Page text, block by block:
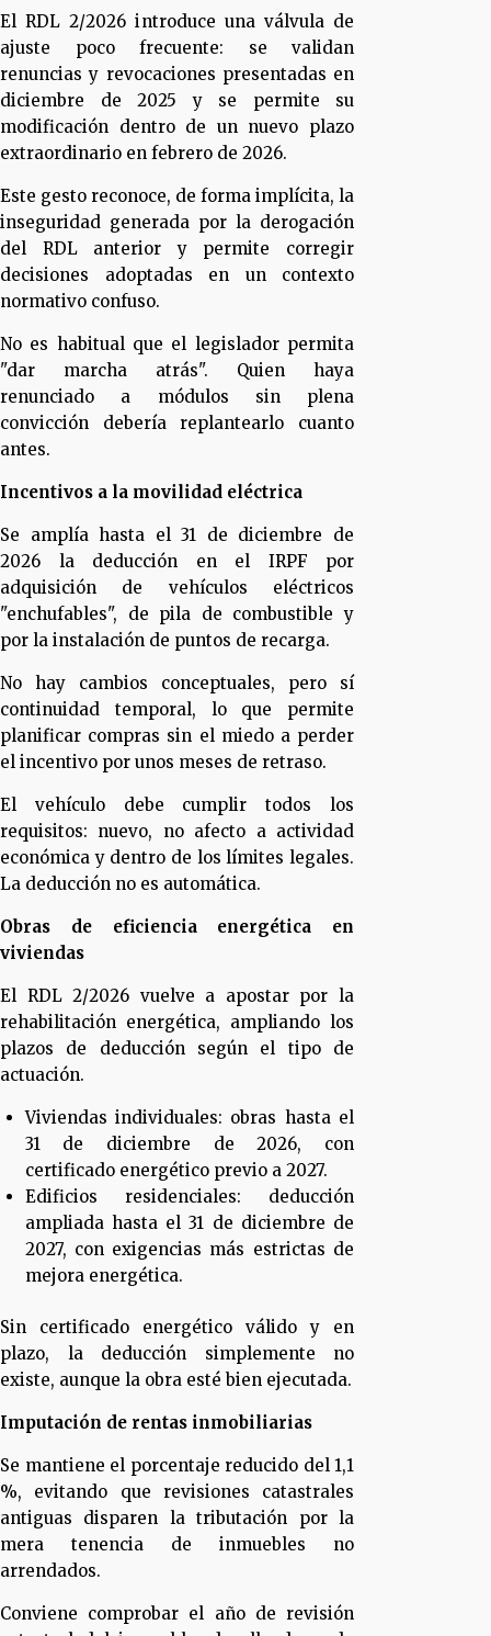
El RDL 2/2026 introduce una válvula de
ajuste poco frecuente: se validan
renuncias y revocaciones presentadas en
diciembre de 2025 y se permite su
modificación dentro de un nuevo plazo
extraordinario en febrero de 2026.
Este gesto reconoce, de forma implícita, la
inseguridad generada por la derogación
del RDL anterior y permite corregir
decisiones adoptadas en un contexto
normativo confuso.
No es habitual que el legislador permita
"dar marcha atrás". Quien haya
renunciado a módulos sin plena
convicción debería replantearlo cuanto
antes.
Incentivos a la movilidad eléctrica
Se amplía hasta el 31 de diciembre de
2026 la deducción en el IRPF por
adquisición de vehículos eléctricos
"enchufables", de pila de combustible y
por la instalación de puntos de recarga.
No hay cambios conceptuales, pero sí
continuidad temporal, lo que permite
planificar compras sin el miedo a perder
el incentivo por unos meses de retraso.
El vehículo debe cumplir todos los
requisitos: nuevo, no afecto a actividad
económica y dentro de los límites legales.
La deducción no es automática.
Obras de eficiencia energética en
viviendas
El RDL 2/2026 vuelve a apostar por la
rehabilitación energética, ampliando los
plazos de deducción según el tipo de
actuación.
Viviendas individuales: obras hasta el
31 de diciembre de 2026, con
certificado energético previo a 2027.
Edificios residenciales: deducción
ampliada hasta el 31 de diciembre de
2027, con exigencias más estrictas de
mejora energética.
Sin certificado energético válido y en
plazo, la deducción simplemente no
existe, aunque la obra esté bien ejecutada.
Imputación de rentas inmobiliarias
Se mantiene el porcentaje reducido del 1,1
%, evitando que revisiones catastrales
antiguas disparen la tributación por la
mera tenencia de inmuebles no
arrendados.
Conviene comprobar el año de revisión